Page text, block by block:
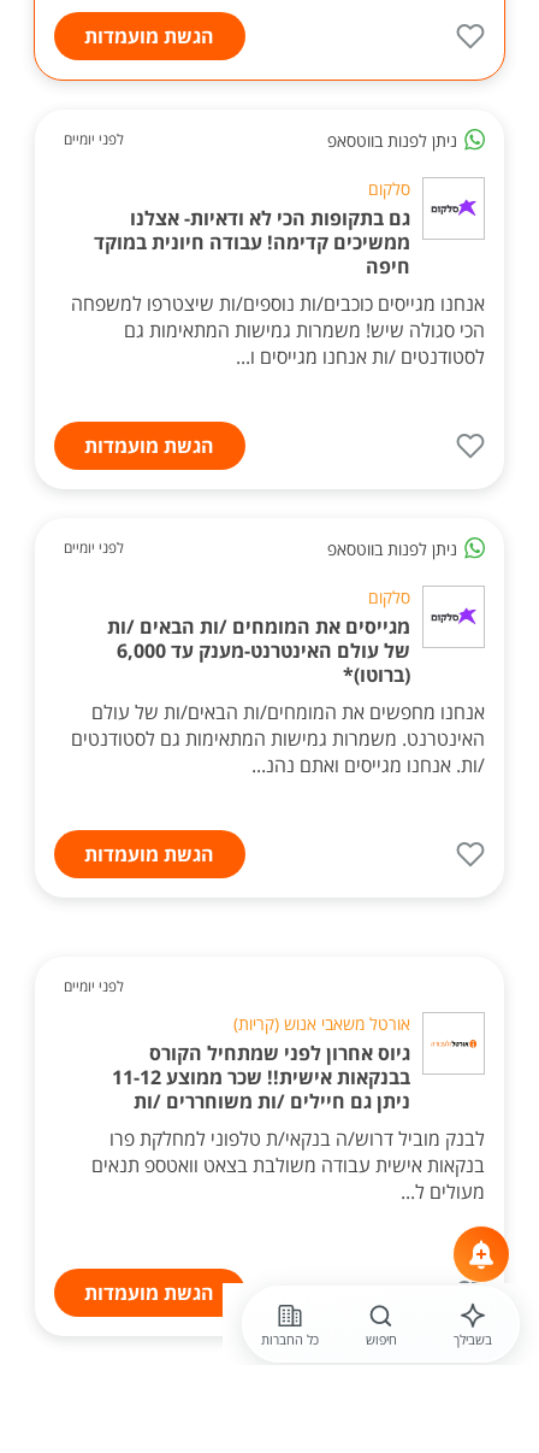
הגשת מועמדות
ניתן לפנות בווטסאפ לפני יומיים
סלקום
גם בתקופות הכי לא ודאיות- אצלנו
ממשיכים קדימה! עבודה חיונית במוקד
חיפה
אנחנו מגייסים כוכבים/ות נוספים/ות שיצטרפו למשפחה
הכי סגולה שיש! משמרות גמישות המתאימות גם
לסטודנטים /ות אנחנו מגייסים ו...
הגשת מועמדות
ניתן לפנות בווטסאפ לפני יומיים
סלקום
מגייסים את המומחים /ות הבאים /ות
של עולם האינטרנט-מענק עד 6,000
(ברוטו)*
אנחנו מחפשים את המומחים/ות הבאים/ות של עולם
האינטרנט. משמרות גמישות המתאימות גם לסטודנטים
/ות. אנחנו מגייסים ואתם נהנ...
הגשת מועמדות
לפני יומיים
אורטל משאבי אנוש (קריות)
גיוס אחרון לפני שמתחיל הקורס
בבנקאות אישית!! שכר ממוצע 11-12
ניתן גם חיילים /ות משוחררים /ות
לבנק מוביל דרוש/ה בנקאי/ת טלפוני למחלקת פרו
בנקאות אישית עבודה משולבת בצאט וואטספ תנאים
מעולים ל...
הגשת מועמדות
בשבילך חיפוש כל החברות